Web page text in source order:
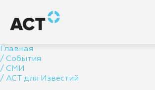
Главная
/ События
/ СМИ
/ АСТ для Известий